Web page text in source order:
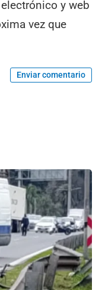
y web
vez que
Enviar comentario